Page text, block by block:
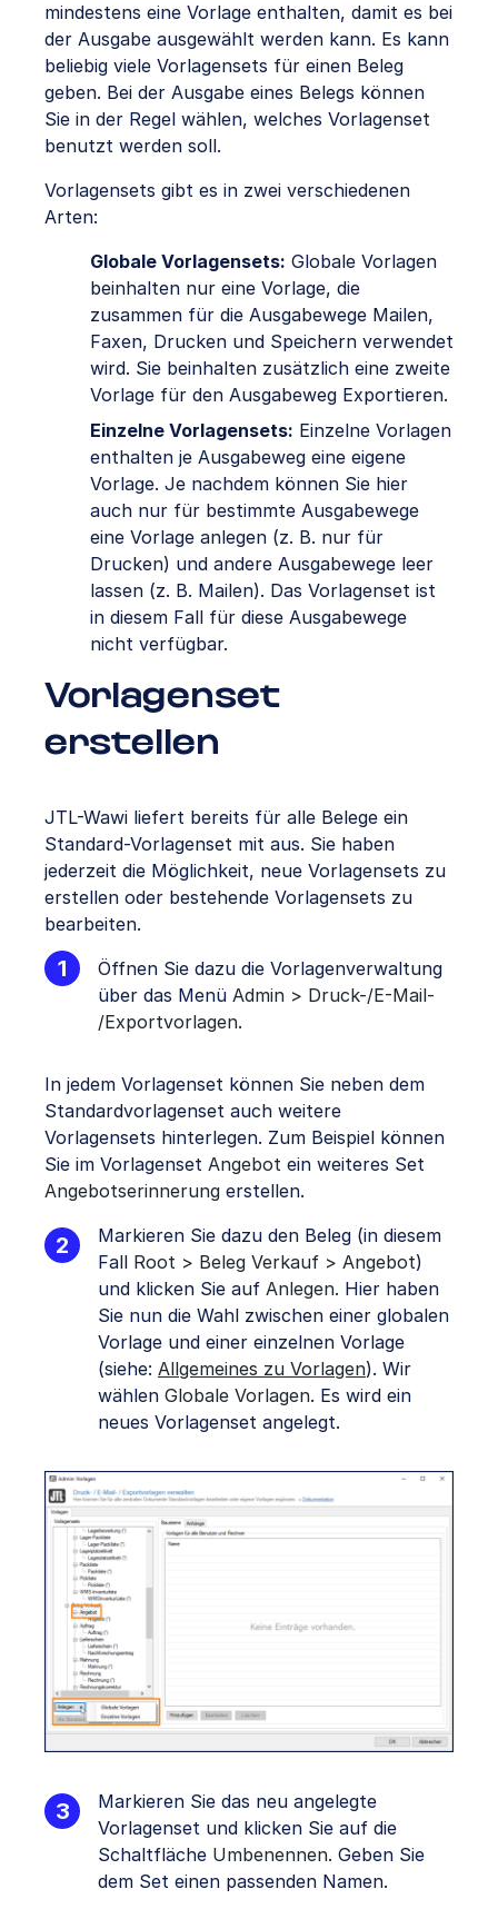
mindestens eine Vorlage enthalten, damit es bei
der Ausgabe ausgewählt werden kann. Es kann
beliebig viele Vorlagensets für einen Beleg
geben. Bei der Ausgabe eines Belegs können
Sie in der Regel wählen, welches Vorlagenset
benutzt werden soll.
Vorlagensets gibt es in zwei verschiedenen
Arten:
Globale Vorlagensets: Globale Vorlagen
beinhalten nur eine Vorlage, die
zusammen für die Ausgabewege Mailen,
Faxen, Drucken und Speichern verwendet
wird. Sie beinhalten zusätzlich eine zweite
Vorlage für den Ausgabeweg Exportieren.
Einzelne Vorlagensets: Einzelne Vorlagen
enthalten je Ausgabeweg eine eigene
Vorlage. Je nachdem können Sie hier
auch nur für bestimmte Ausgabewege
eine Vorlage anlegen (z. B. nur für
Drucken) und andere Ausgabewege leer
lassen (z. B. Mailen). Das Vorlagenset ist
in diesem Fall für diese Ausgabewege
nicht verfügbar.
Vorlagenset
erstellen
JTL-Wawi liefert bereits für alle Belege ein
Standard-Vorlagenset mit aus. Sie haben
jederzeit die Möglichkeit, neue Vorlagensets zu
erstellen oder bestehende Vorlagensets zu
bearbeiten.
Öffnen Sie dazu die Vorlagenverwaltung
über das Menü Admin > Druck-/E-Mail-
/Exportvorlagen.
In jedem Vorlagenset können Sie neben dem
Standardvorlagenset auch weitere
Vorlagensets hinterlegen. Zum Beispiel können
Sie im Vorlagenset Angebot ein weiteres Set
Angebotserinnerung erstellen.
Markieren Sie dazu den Beleg (in diesem
Fall Root > Beleg Verkauf > Angebot)
und klicken Sie auf Anlegen. Hier haben
Sie nun die Wahl zwischen einer globalen
Vorlage und einer einzelnen Vorlage
(siehe: Allgemeines zu Vorlagen). Wir
wählen Globale Vorlagen. Es wird ein
neues Vorlagenset angelegt.
Markieren Sie das neu angelegte
Vorlagenset und klicken Sie auf die
Schaltfläche Umbenennen. Geben Sie
dem Set einen passenden Namen.